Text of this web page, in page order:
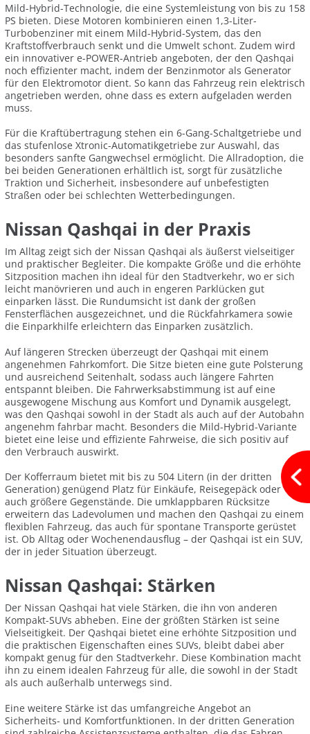
Mild-Hybrid-Technologie, die eine Systemleistung von bis zu 158
PS bieten. Diese Motoren kombinieren einen 1,3-Liter-
Turbobenziner mit einem Mild-Hybrid-System, das den
Kraftstoffverbrauch senkt und die Umwelt schont. Zudem wird
ein innovativer e-POWER-Antrieb angeboten, der den Qashqai
noch effizienter macht, indem der Benzinmotor als Generator
für den Elektromotor dient. So kann das Fahrzeug rein elektrisch
angetrieben werden, ohne dass es extern aufgeladen werden
muss.
Für die Kraftübertragung stehen ein 6-Gang-Schaltgetriebe und
das stufenlose Xtronic-Automatikgetriebe zur Auswahl, das
besonders sanfte Gangwechsel ermöglicht. Die Allradoption, die
bei beiden Generationen erhältlich ist, sorgt für zusätzliche
Traktion und Sicherheit, insbesondere auf unbefestigten
Straßen oder bei schlechten Wetterbedingungen.
Nissan Qashqai in der Praxis
Im Alltag zeigt sich der Nissan Qashqai als äußerst vielseitiger
und praktischer Begleiter. Die kompakte Größe und die erhöhte
Sitzposition machen ihn ideal für den Stadtverkehr, wo er sich
leicht manövrieren und auch in engeren Parklücken gut
einparken lässt. Die Rundumsicht ist dank der großen
Fensterflächen ausgezeichnet, und die Rückfahrkamera sowie
die Einparkhilfe erleichtern das Einparken zusätzlich.
Auf längeren Strecken überzeugt der Qashqai mit einem
angenehmen Fahrkomfort. Die Sitze bieten eine gute Polsterung
und ausreichend Seitenhalt, sodass auch längere Fahrten
entspannt bleiben. Die Fahrwerksabstimmung ist auf eine
ausgewogene Mischung aus Komfort und Dynamik ausgelegt,
was den Qashqai sowohl in der Stadt als auch auf der Autobahn
angenehm fahrbar macht. Besonders die Mild-Hybrid-Variante
bietet eine leise und effiziente Fahrweise, die sich positiv auf
den Verbrauch auswirkt.
Der Kofferraum bietet mit bis zu 504 Litern (in der dritten
Generation) genügend Platz für Einkäufe, Reisegepäck oder
auch größere Gegenstände. Die umklappbaren Rücksitze
erweitern das Ladevolumen und machen den Qashqai zu einem
flexiblen Fahrzeug, das auch für spontane Transporte gerüstet
ist. Ob Alltag oder Wochenendausflug – der Qashqai ist ein SUV,
der in jeder Situation überzeugt.
Nissan Qashqai: Stärken
Der Nissan Qashqai hat viele Stärken, die ihn von anderen
Kompakt-SUVs abheben. Eine der größten Stärken ist seine
Vielseitigkeit. Der Qashqai bietet eine erhöhte Sitzposition und
die praktischen Eigenschaften eines SUVs, bleibt dabei aber
kompakt genug für den Stadtverkehr. Diese Kombination macht
ihn zu einem idealen Fahrzeug für alle, die sowohl in der Stadt
als auch außerhalb unterwegs sind.
Eine weitere Stärke ist das umfangreiche Angebot an
Sicherheits- und Komfortfunktionen. In der dritten Generation